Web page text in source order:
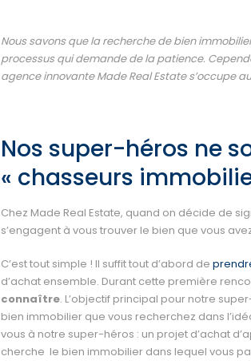
Nous savons que la recherche de bien
processus qui demande de la patience.
agence innovante Made Real Estate s’occupe
Nos super-héros ne
« chasseurs
Chez Made Real Estate, quand on décide de
s’engagent à vous trouver le bien que vous
C’est tout simple ! Il suffit tout d’abord de
d’achat ensemble. Durant cette première
connaître. L’objectif principal pour notre
bien immobilier que vous recherchez dans
vous à notre super-héros : un projet d’achat
cherche le bien immobilier dans lequel vous